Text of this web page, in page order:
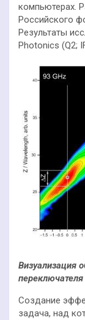
компьютерах.
Российского
Результаты
Photonics (Q2;
Визуализация
Создание
задача, над